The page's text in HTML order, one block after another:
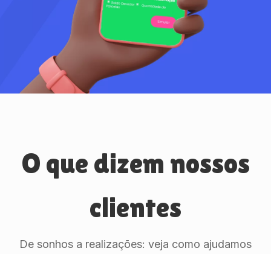
O que dizem nossos
clientes
De sonhos a realizações: veja como ajudamos